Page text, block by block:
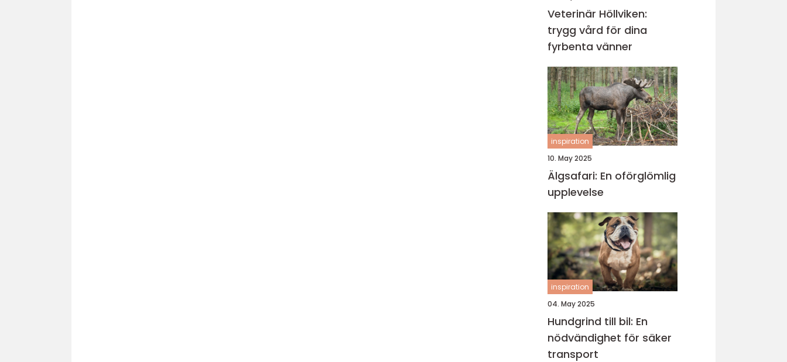
Veterinär Höllviken:
trygg vård för dina
fyrbenta vänner
inspiration
10. May 2025
Älgsafari: En oförglömlig
upplevelse
inspiration
04. May 2025
Hundgrind till bil: En
nödvändighet för säker
transport